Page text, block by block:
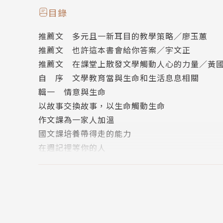
須文蔚
詩人，現任國立臺灣師範大學國文學系教授，文
邁向數位平權推動計畫團隊主持人，台灣文學發
東吳大學法律系比較法學組學士、國立政治大學
創辦台灣第一個文學網站《詩路》，是華語世界
曾任國立東華大學華文文學系特聘教授、研發長
文學研究中心主任、《創世紀》詩雜誌主編等。
目錄
推薦文 多元且一新耳目的教學策略／廖玉蕙
推薦文 也許這本書會給你答案／宇文正
推薦文 在課堂上散發文學觸動人心的力量／黃
自 序 文學教育當與生命和生活息息相關
輯一 情意與生命
以故事交換故事，以生命觸動生命
作文課為一家人加溫
國文課培養帶得走的能力
在週記裡等你的人